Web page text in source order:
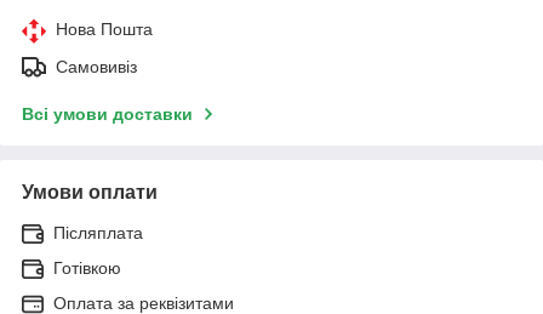
Нова Пошта
Самовивіз
Всі умови доставки
Умови оплати
Післяплата
Готівкою
Оплата за реквізитами